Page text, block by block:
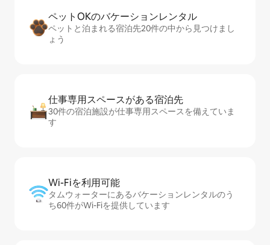
ペットOKのバ⁠ケ⁠ー⁠シ⁠ョ⁠ンレ⁠ン⁠タ⁠ル
ペットと泊まれる宿泊先20件の中から見つけまし
ょう
仕事専用ス⁠ペ⁠ー⁠スがあ⁠る宿⁠泊⁠先
30件の宿泊施設が仕事専用スペースを備えていま
す
Wi-Fiを利⁠用⁠可⁠能
タムウォーターにあるバケーションレンタルのう
ち60件がWi-Fiを提供しています